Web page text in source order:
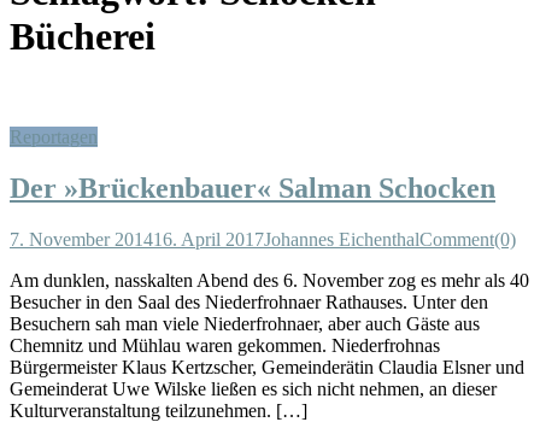
Bücherei
Reportagen
Der »Brückenbauer« Salman Schocken
7. November 201416. April 2017Johannes EichenthalComment(0)
Am dunklen, nasskalten Abend des 6. November zog es mehr als 40
Besucher in den Saal des Niederfrohnaer Rathauses. Unter den
Besuchern sah man viele Niederfrohnaer, aber auch Gäste aus
Chemnitz und Mühlau waren gekommen. Niederfrohnas
Bürgermeister Klaus Kertzscher, Gemeinderätin Claudia Elsner und
Gemeinderat Uwe Wilske ließen es sich nicht nehmen, an dieser
Kulturveranstaltung teilzunehmen. […]